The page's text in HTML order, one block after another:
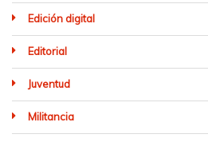
Edición digital
Editorial
Juventud
Militancia